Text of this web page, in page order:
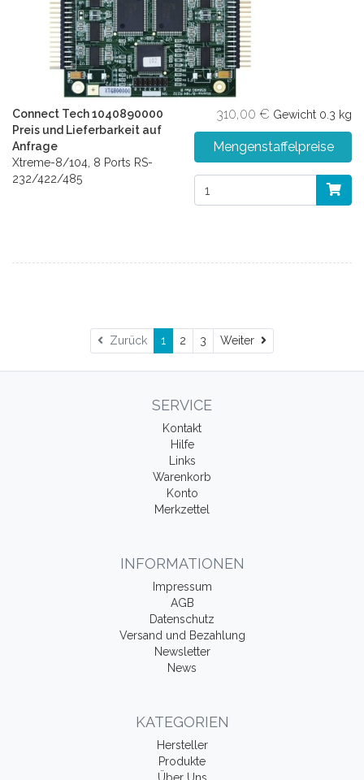
Connect Tech 1040890000
Preis und Lieferbarkeit auf
Anfrage
Xtreme-8/104, 8 Ports RS-
232/422/485
310,00 € Gewicht 0.3 kg
Mengenstaffelpreise
Zurück 1 2 3 Weiter Weiter
SERVICE
Kontakt
Hilfe
Links
Warenkorb
Konto
Merkzettel
INFORMATIONEN
Impressum
AGB
Datenschutz
Versand und Bezahlung
Newsletter
News
KATEGORIEN
Hersteller
Produkte